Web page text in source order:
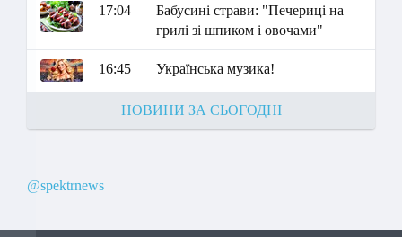
17:04
Бабусині страви: "Печериці на
грилі зі шпиком і овочами"
16:45 Українська музика!
НОВИНИ ЗА СЬОГОДНІ
@spektrnews